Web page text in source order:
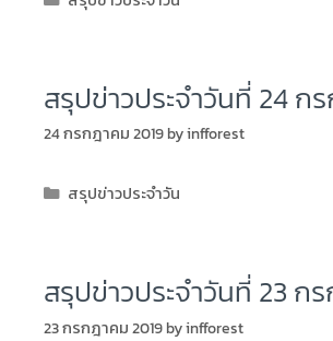
สรุปข่าวประจำวันที่ 24 ก
24 กรกฎาคม 2019byinfforest
สรุปข่าวประจำวัน
สรุปข่าวประจำวันที่ 23 ก
23 กรกฎาคม 2019byinfforest